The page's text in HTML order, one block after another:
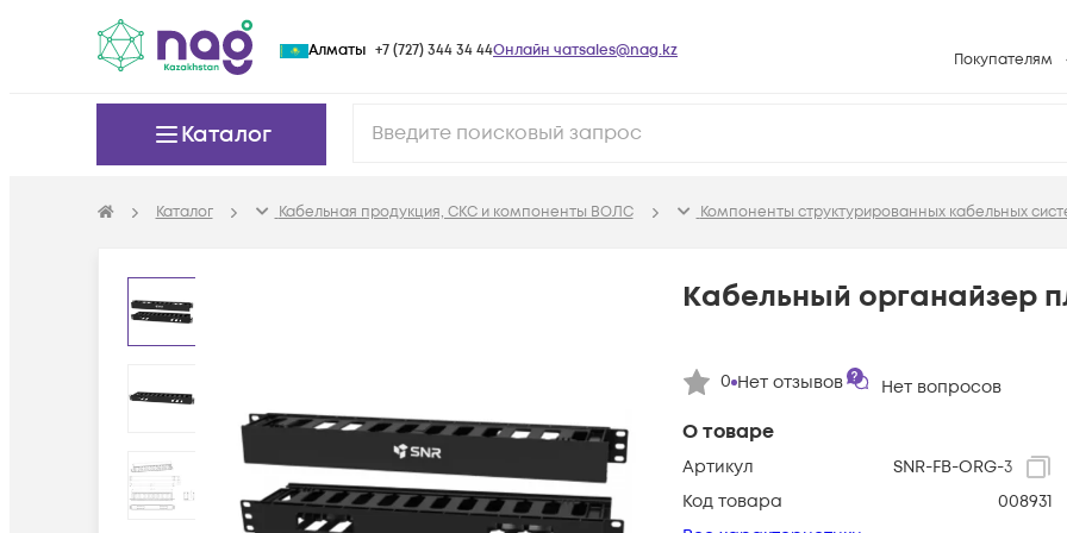
Алматы +7 (727) 344 34 44Онлайн чатsales@nag.kz Покупателям
Возврат
Техническая
Конфигураторы
Каталог
Каталог Кабельная продукция, СКС и компоненты ВОЛС Компоненты структурированных кабельных
О товаре
Артикул
SNR-FB-ORG-3
Код товара
008931
Кабельный органайзер
0 Нет отзывов Нет вопросов